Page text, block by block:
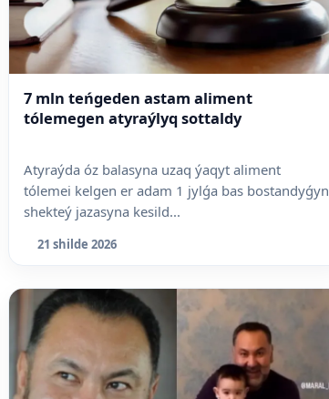
7 mln teńgeden astam aliment
tólemegen atyraýlyq sottaldy
Atyraýda óz balasyna uzaq ýaqyt aliment
tólemei kelgen er adam 1 jylǵa bas bostandyǵyn
shekteý jazasyna kesild...
21 shilde 2026